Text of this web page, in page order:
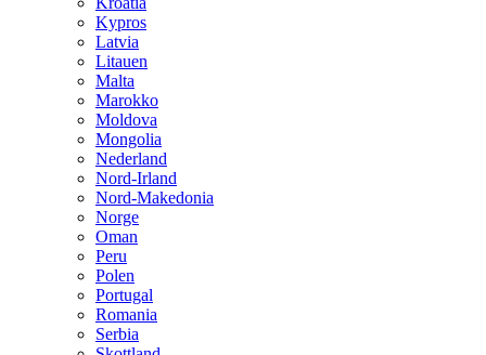
Kypros
Latvia
Litauen
Malta
Marokko
Moldova
Mongolia
Nederland
Nord-Irland
Nord-Makedonia
Norge
Oman
Peru
Polen
Portugal
Romania
Serbia